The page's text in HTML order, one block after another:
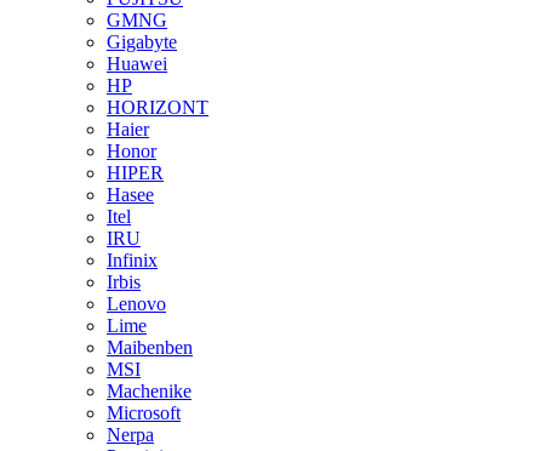
GMNG
Gigabyte
Huawei
HP
HORIZONT
Haier
Honor
HIPER
Hasee
Itel
IRU
Infinix
Irbis
Lenovo
Lime
Maibenben
MSI
Machenike
Microsoft
Nerpa